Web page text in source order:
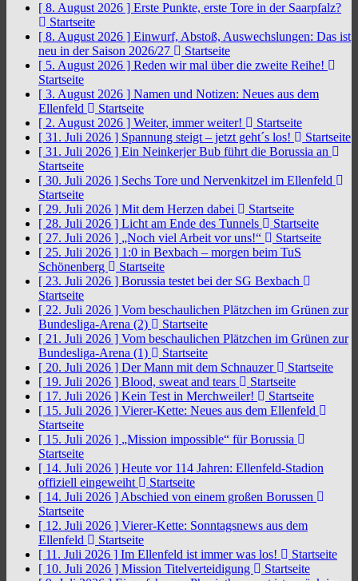
[ 8. August 2026 ] Erste Punkte, erste Tore in der Saarpfalz?
Startseite
[ 8. August 2026 ] Einwurf, Abstoß, Auswechslungen: Das ist
neu in der Saison 2026/27
Startseite
[ 5. August 2026 ] Reden wir mal über die zweite Reihe!
Startseite
[ 3. August 2026 ] Namen und Notizen: Neues aus dem
Ellenfeld
Startseite
[ 2. August 2026 ] Weiter, immer weiter!
Startseite
[ 31. Juli 2026 ] Spannung steigt – jetzt geht´s los!
Startseite
[ 31. Juli 2026 ] Ein Neinkerjer Bub führt die Borussia an
Startseite
[ 30. Juli 2026 ] Sechs Tore und Nervenkitzel im Ellenfeld
Startseite
[ 29. Juli 2026 ] Mit dem Herzen dabei
Startseite
[ 28. Juli 2026 ] Licht am Ende des Tunnels
Startseite
[ 27. Juli 2026 ] „Noch viel Arbeit vor uns!“
Startseite
[ 25. Juli 2026 ] 1:0 in Bexbach – morgen beim TuS
Schönenberg
Startseite
[ 23. Juli 2026 ] Borussia testet bei der SG Bexbach
Startseite
[ 22. Juli 2026 ] Vom beschaulichen Plätzchen im Grünen zur
Bundesliga-Arena (2)
Startseite
[ 21. Juli 2026 ] Vom beschaulichen Plätzchen im Grünen zur
Bundesliga-Arena (1)
Startseite
[ 20. Juli 2026 ] Der Mann mit dem Schnauzer
Startseite
[ 19. Juli 2026 ] Blood, sweat and tears
Startseite
[ 17. Juli 2026 ] Kein Test in Merchweiler!
Startseite
[ 15. Juli 2026 ] Vierer-Kette: Neues aus dem Ellenfeld
Startseite
[ 15. Juli 2026 ] „Mission impossible“ für Borussia
Startseite
[ 14. Juli 2026 ] Heute vor 114 Jahren: Ellenfeld-Stadion
offiziell eingeweiht
Startseite
[ 14. Juli 2026 ] Abschied von einem großen Borussen
Startseite
[ 12. Juli 2026 ] Vierer-Kette: Sonntagsnews aus dem
Ellenfeld
Startseite
[ 11. Juli 2026 ] Im Ellenfeld ist immer was los!
Startseite
[ 10. Juli 2026 ] Mission Titelverteidigung
Startseite